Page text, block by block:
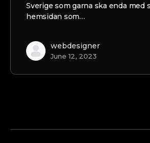
Sverige som garna ska enda med
hemsidan som…
webdesigner
June 12, 2023